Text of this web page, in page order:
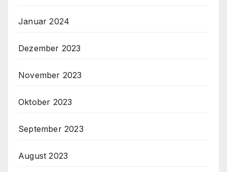
Januar 2024
Dezember 2023
November 2023
Oktober 2023
September 2023
August 2023